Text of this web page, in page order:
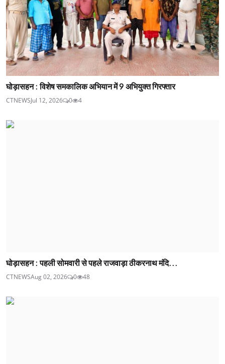
घोड़ासहन : विशेष समकालिक अभियान में 9 अभियुक्त गिरफ्तार
CTNEWSJul 12, 2026 0 4
घोड़ासहन : पहली सोमवारी से पहले राजवाड़ा ठीकरनाथ मंदि...
CTNEWSAug 02, 2026 0 48